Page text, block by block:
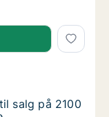
salg i 1070
salg på 2100
2100 København
salg på 2100
salg på 2100